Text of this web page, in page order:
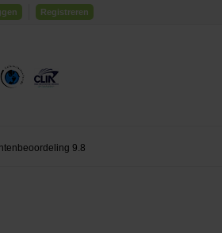
Registreren
9.8